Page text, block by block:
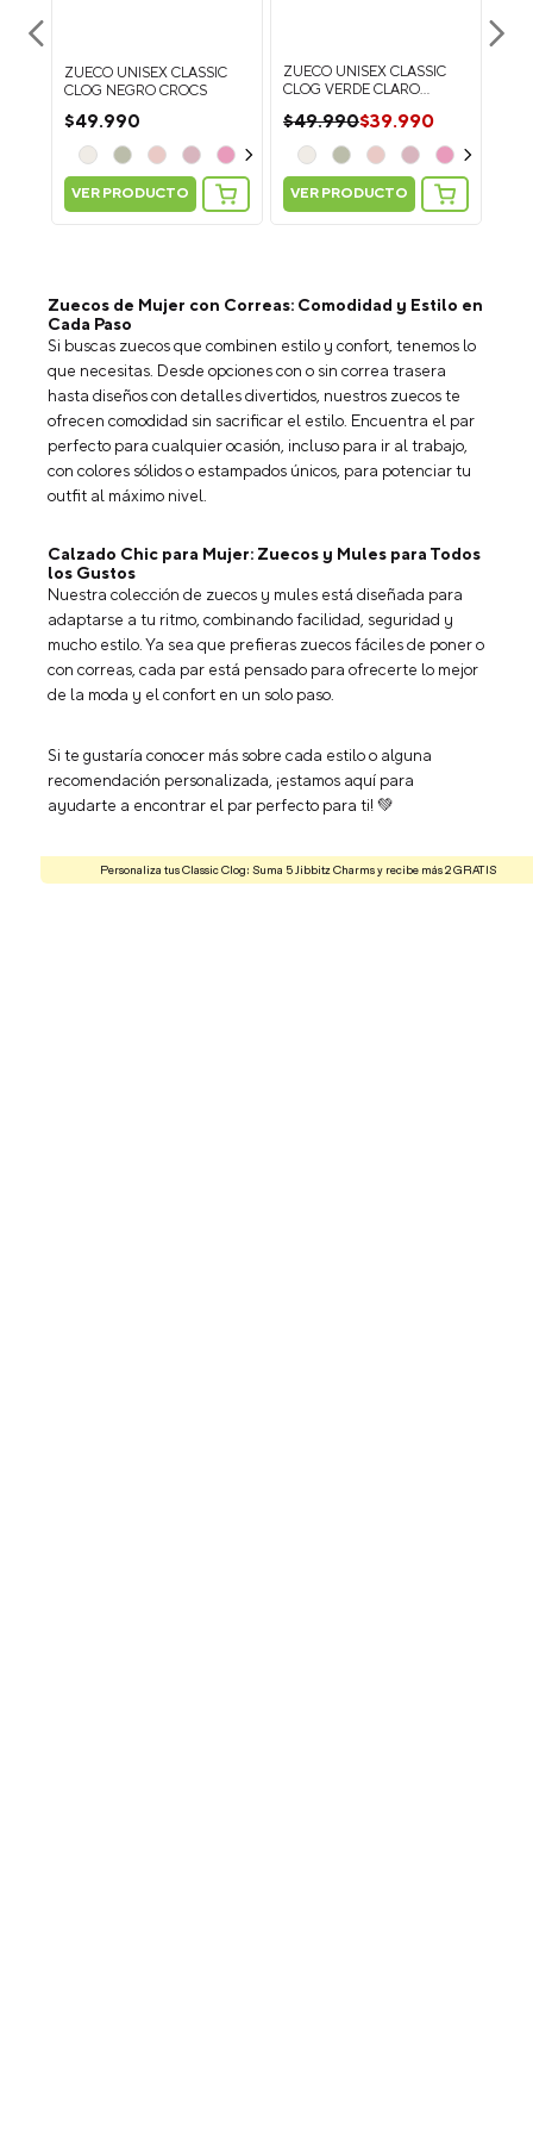
Personaliza tus Classic Clog: Suma 5 Jibbitz Charms y recibe más 2 GRATIS
ZUECO UNISEX CLASSIC
CLOG NEGRO CROCS
$49.990
VER PRODUCTO
ZUECO UNISEX CLASSIC
CLOG VERDE CLARO
$49.990$39.990
VER PRODUCTO
Zuecos de Mujer con Correas: Comodidad y Estilo en
Cada Paso
Si buscas zuecos que combinen estilo y confort, tenemos lo
que necesitas. Desde opciones con o sin correa trasera
hasta diseños con detalles divertidos, nuestros zuecos te
ofrecen comodidad sin sacrificar el estilo. Encuentra el par
perfecto para cualquier ocasión, incluso para ir al trabajo,
con colores sólidos o estampados únicos, para potenciar tu
outfit al máximo nivel.
Calzado Chic para Mujer: Zuecos y Mules para Todos
los Gustos
Nuestra colección de zuecos y mules está diseñada para
adaptarse a tu ritmo, combinando facilidad, seguridad y
mucho estilo. Ya sea que prefieras zuecos fáciles de poner o
con correas, cada par está pensado para ofrecerte lo mejor
de la moda y el confort en un solo paso.
Si te gustaría conocer más sobre cada estilo o alguna
recomendación personalizada, ¡estamos aquí para
ayudarte a encontrar el par perfecto para ti! 💚